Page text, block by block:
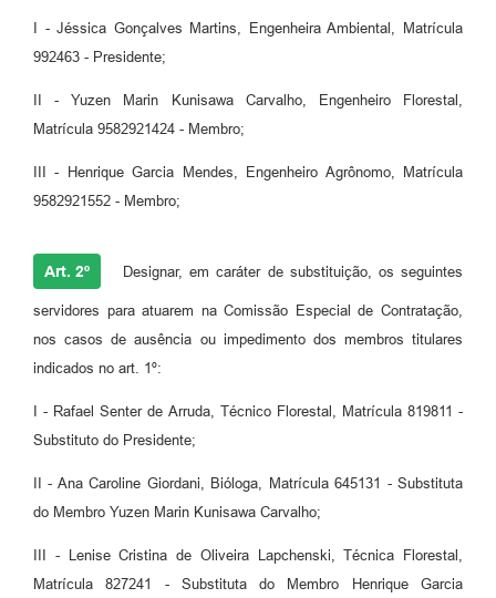
I - Jéssica Gonçalves Martins, Engenheira Ambiental, Matrícula
992463 - Presidente;
II - Yuzen Marin Kunisawa Carvalho, Engenheiro Florestal,
Matrícula 9582921424 - Membro;
III - Henrique Garcia Mendes, Engenheiro Agrônomo, Matrícula
9582921552 - Membro;
Art. 2º Designar, em caráter de substituição, os seguintes
servidores para atuarem na Comissão Especial de Contratação,
nos casos de ausência ou impedimento dos membros titulares
indicados no art. 1º:
I - Rafael Senter de Arruda, Técnico Florestal, Matrícula 819811 -
Substituto do Presidente;
II - Ana Caroline Giordani, Bióloga, Matrícula 645131 - Substituta
do Membro Yuzen Marin Kunisawa Carvalho;
III - Lenise Cristina de Oliveira Lapchenski, Técnica Florestal,
Matrícula 827241 - Substituta do Membro Henrique Garcia